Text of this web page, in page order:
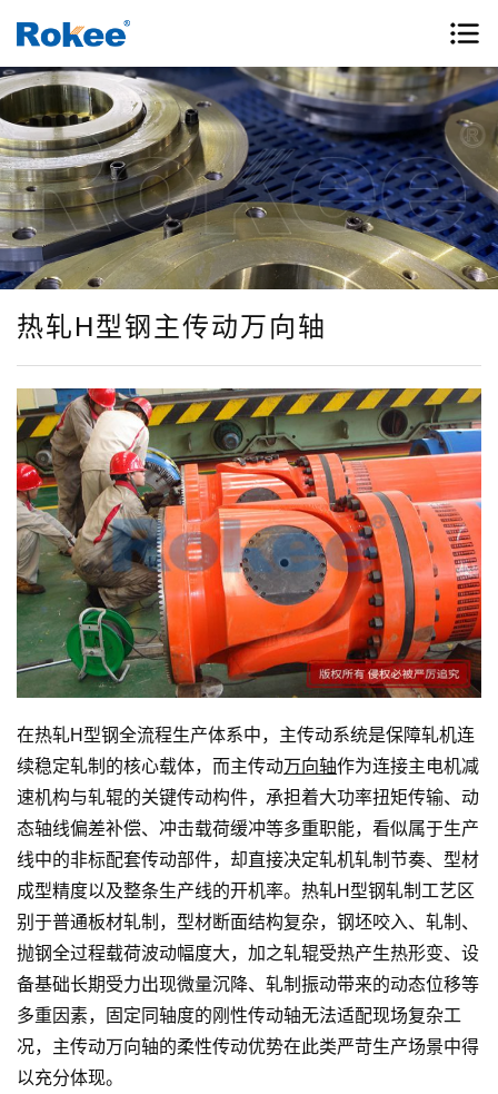
热轧H型钢主传动万向轴
在热轧H型钢全流程生产体系中，主传动系统是保障轧机连
续稳定轧制的核心载体，而主传动万向轴作为连接主电机减
速机构与轧辊的关键传动构件，承担着大功率扭矩传输、动
态轴线偏差补偿、冲击载荷缓冲等多重职能，看似属于生产
线中的非标配套传动部件，却直接决定轧机轧制节奏、型材
成型精度以及整条生产线的开机率。热轧H型钢轧制工艺区
别于普通板材轧制，型材断面结构复杂，钢坯咬入、轧制、
抛钢全过程载荷波动幅度大，加之轧辊受热产生热形变、设
备基础长期受力出现微量沉降、轧制振动带来的动态位移等
多重因素，固定同轴度的刚性传动轴无法适配现场复杂工
况，主传动万向轴的柔性传动优势在此类严苛生产场景中得
以充分体现。